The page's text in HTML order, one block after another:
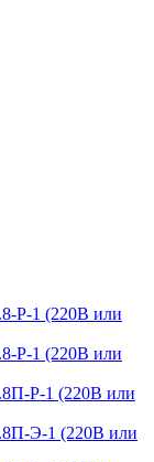
Р-1 (220В или
Р-1 (220В или
Р-1 (220В или
Э-1 (220В или